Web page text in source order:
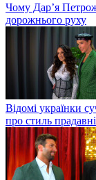
Чому Дар’я
дорожнього руху
Відомі українки
про стиль